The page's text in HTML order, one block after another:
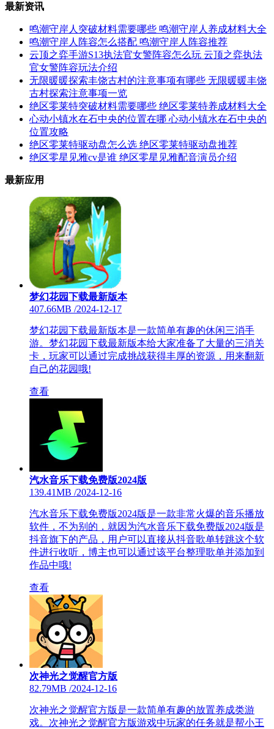
最新资讯
鸣潮守岸人突破材料需要哪些 鸣潮守岸人养成材料大全
鸣潮守岸人阵容怎么搭配 鸣潮守岸人阵容推荐
云顶之弈手游S13执法官女警阵容怎么玩 云顶之弈执法
官女警阵容玩法介绍
无限暖暖探索丰饶古村的注意事项有哪些 无限暖暖丰饶
古村探索注意事项一览
绝区零莱特突破材料需要哪些 绝区零莱特养成材料大全
心动小镇水在石中央的位置在哪 心动小镇水在石中央的
位置攻略
绝区零莱特驱动盘怎么选 绝区零莱特驱动盘推荐
绝区零星见雅cv是谁 绝区零星见雅配音演员介绍
最新应用
梦幻花园下载最新版本
407.66MB /2024-12-17
梦幻花园下载最新版本是一款简单有趣的休闲三消手
游。梦幻花园下载最新版本给大家准备了大量的三消关
卡，玩家可以通过完成挑战获得丰厚的资源，用来翻新
自己的花园哦!
查看
汽水音乐下载免费版2024版
139.41MB /2024-12-16
汽水音乐下载免费版2024版是一款非常火爆的音乐播放
软件，不为别的，就因为汽水音乐下载免费版2024版是
抖音旗下的产品，用户可以直接从抖音歌单转跳这个软
件进行收听，博主也可以通过该平台整理歌单并添加到
作品中哦!
查看
次神光之觉醒官方版
82.79MB /2024-12-16
次神光之觉醒官方版是一款简单有趣的放置养成类游
戏。次神光之觉醒官方版游戏中玩家的任务就是帮小王